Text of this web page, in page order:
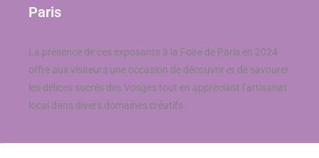
Paris
La présence de ces exposants à la Foire de Paris en 2024
offre aux visiteurs une occasion de découvrir et de savourer
les délices sucrés des Vosges tout en appréciant l’artisanat
local dans divers domaines créatifs.